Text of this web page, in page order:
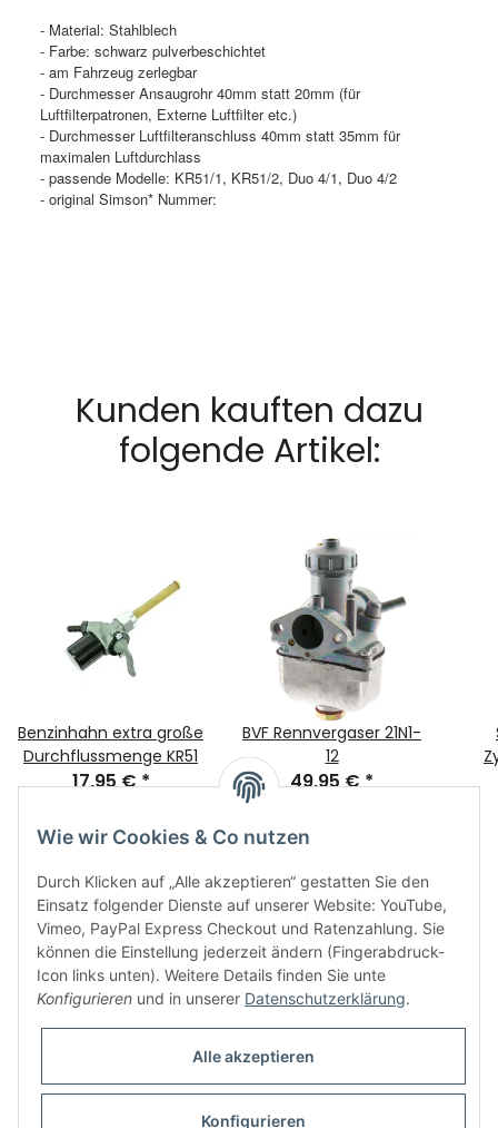
- Material: Stahlblech
- Farbe: schwarz pulverbeschichtet
- am Fahrzeug zerlegbar
- Durchmesser Ansaugrohr 40mm statt 20mm (für
Luftfilterpatronen, Externe Luftfilter etc.)
- Durchmesser Luftfilteranschluss 40mm statt 35mm für
maximalen Luftdurchlass
- passende Modelle: KR51/1, KR51/2, Duo 4/1, Duo 4/2
- original Simson* Nummer:
Kunden kauften dazu
folgende Artikel:
Benzinhahn extra große
Durchflussmenge KR51
17,95 €*
BVF Rennvergaser 21N1-
12
49,95 €*
Informationen
Wie wir Cookies & Co nutzen
Durch Klicken auf „Alle akzeptieren“ gestatten Sie den
Einsatz folgender Dienste auf unserer Website: YouTube,
Vimeo, PayPal Express Checkout und Ratenzahlung. Sie
können die Einstellung jederzeit ändern (Fingerabdruck-
Icon links unten). Weitere Details finden Sie unte
Konfigurieren und in unserer Datenschutzerklärung.
Alle akzeptieren
Konfigurieren